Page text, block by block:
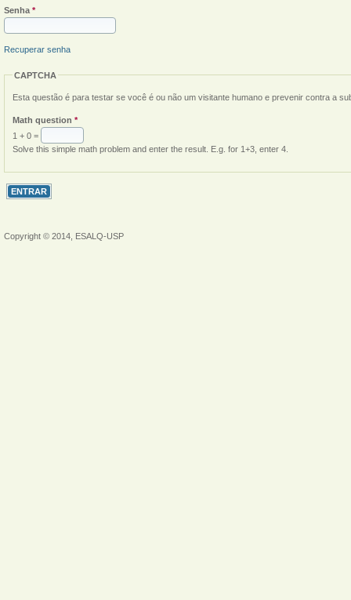
Senha *
Recuperar senha
CAPTCHA
Esta questão é para testar se você é ou não um visitante humano e prevenir contra a
Math question *
1 + 0 =
Solve this simple math problem and enter the result. E.g. for 1+3, enter 4.
Copyright © 2014, ESALQ-USP